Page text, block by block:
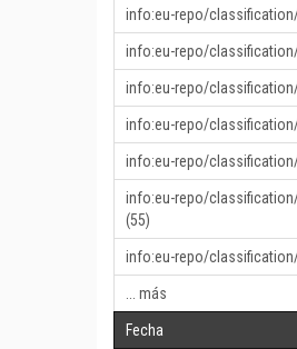
info:eu-repo/
info:eu-repo/
info:eu-repo/
info:eu-repo/
info:eu-repo/
info:eu-repo/
(55)
info:eu-repo/
... más
Fecha